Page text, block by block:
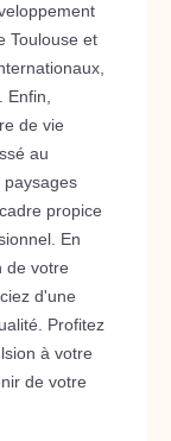
Toulouse et
de vie
au
paysages
propice
En
de votre
d'une
Profitez
à votre
de votre